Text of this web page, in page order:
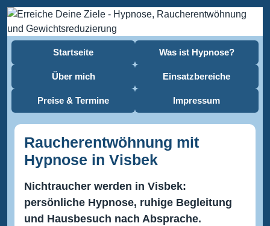
Startseite Was ist Hypnose?
Über mich Einsatzbereiche
Preise & Termine Impressum
Raucherentwöhnung mit
Hypnose in Visbek
Nichtraucher werden in Visbek:
persönliche Hypnose, ruhige Begleitung
und Hausbesuch nach Absprache.